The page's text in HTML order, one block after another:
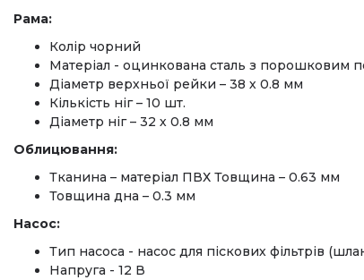
Рама:
Колір чорний
Матеріал - оцинкована сталь з порошковим
Діаметр верхньої рейки – 38 х 0.8 мм
Кількість ніг – 10 шт.
Діаметр ніг – 32 х 0.8 мм
Облицювання:
Тканина – матеріал ПВХ Товщина – 0.63 мм
Товщина дна – 0.3 мм
Насос:
Тип насоса - насос для піскових фільтрів
Напруга - 12 В